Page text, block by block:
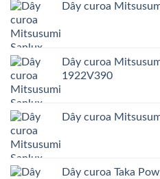
Dây curoa
Dây curoa
1922V390
Dây curoa
Dây curoa Taka